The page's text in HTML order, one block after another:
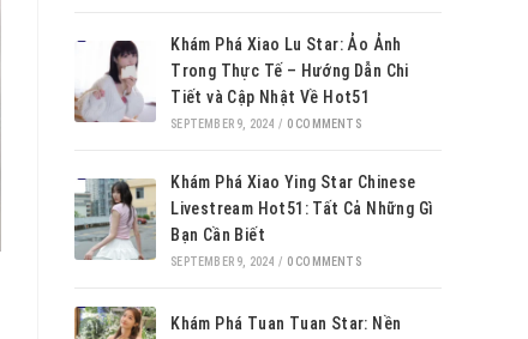
Khám Phá Xiao Lu Star: Ảo Ảnh
Trong Thực Tế – Hướng Dẫn Chi
Tiết và Cập Nhật Về Hot51
SEPTEMBER 9, 2024 / 0 COMMENTS
Khám Phá Xiao Ying Star Chinese
Livestream Hot51: Tất Cả Những Gì
Bạn Cần Biết
SEPTEMBER 9, 2024 / 0 COMMENTS
Khám Phá Tuan Tuan Star: Nền